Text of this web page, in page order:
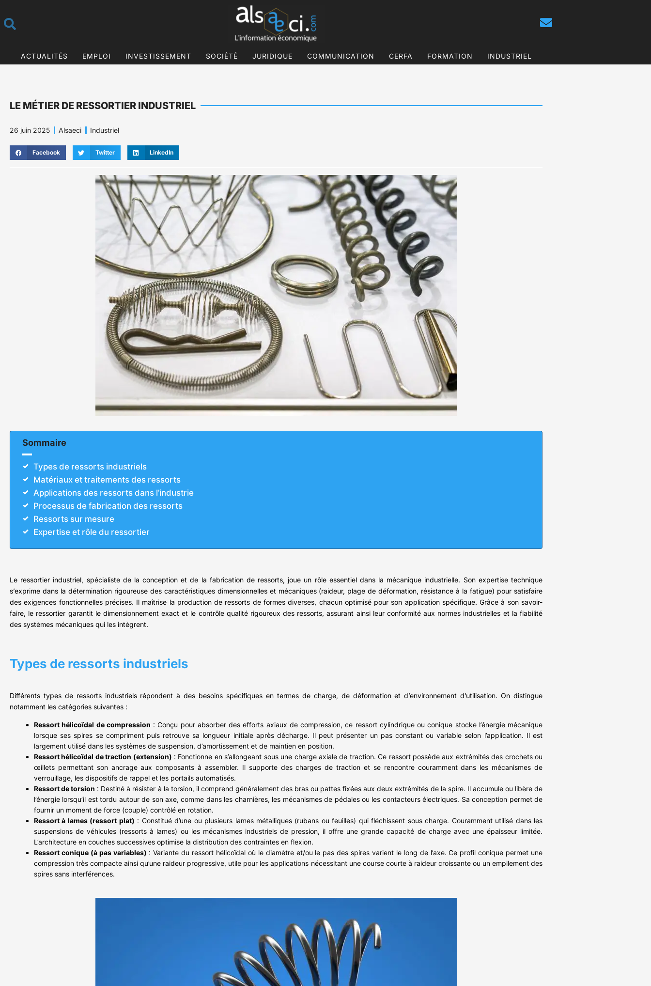
ACTUALITÉS EMPLOI INVESTISSEMENT SOCIÉTÉ JURIDIQUE COMMUNICATION CERFA FORMATION INDUSTRIEL
LE MÉTIER DE RESSORTIER INDUSTRIEL
26 juin 2025 Alsaeci Industriel
Facebook Twitter LinkedIn
Sommaire
Types de ressorts industriels
Matériaux et traitements des ressorts
Applications des ressorts dans l’industrie
Processus de fabrication des ressorts
Ressorts sur mesure
Expertise et rôle du ressortier
Le ressortier industriel, spécialiste de la conception et de la fabrication de ressorts, joue un rôle essentiel dans la mécanique industrielle. Son expertise technique
s’exprime dans la détermination rigoureuse des caractéristiques dimensionnelles et mécaniques (raideur, plage de déformation, résistance à la fatigue) pour satisfaire
des exigences fonctionnelles précises. Il maîtrise la production de ressorts de formes diverses, chacun optimisé pour son application spécifique. Grâce à son savoir-
faire, le ressortier garantit le dimensionnement exact et le contrôle qualité rigoureux des ressorts, assurant ainsi leur conformité aux normes industrielles et la fiabilité
des systèmes mécaniques qui les intègrent.
Types de ressorts industriels
Différents types de ressorts industriels répondent à des besoins spécifiques en termes de charge, de déformation et d’environnement d’utilisation. On distingue
notamment les catégories suivantes :
Ressort hélicoïdal de compression : Conçu pour absorber des efforts axiaux de compression, ce ressort cylindrique ou conique stocke l’énergie mécanique
lorsque ses spires se compriment puis retrouve sa longueur initiale après décharge. Il peut présenter un pas constant ou variable selon l’application. Il est
largement utilisé dans les systèmes de suspension, d’amortissement et de maintien en position.
Ressort hélicoïdal de traction (extension) : Fonctionne en s’allongeant sous une charge axiale de traction. Ce ressort possède aux extrémités des crochets ou
œillets permettant son ancrage aux composants à assembler. Il supporte des charges de traction et se rencontre couramment dans les mécanismes de
verrouillage, les dispositifs de rappel et les portails automatisés.
Ressort de torsion : Destiné à résister à la torsion, il comprend généralement des bras ou pattes fixées aux deux extrémités de la spire. Il accumule ou libère de
l’énergie lorsqu’il est tordu autour de son axe, comme dans les charnières, les mécanismes de pédales ou les contacteurs électriques. Sa conception permet de
fournir un moment de force (couple) contrôlé en rotation.
Ressort à lames (ressort plat) : Constitué d’une ou plusieurs lames métalliques (rubans ou feuilles) qui fléchissent sous charge. Couramment utilisé dans les
suspensions de véhicules (ressorts à lames) ou les mécanismes industriels de pression, il offre une grande capacité de charge avec une épaisseur limitée.
L’architecture en couches successives optimise la distribution des contraintes en flexion.
Ressort conique (à pas variables) : Variante du ressort hélicoïdal où le diamètre et/ou le pas des spires varient le long de l’axe. Ce profil conique permet une
compression très compacte ainsi qu’une raideur progressive, utile pour les applications nécessitant une course courte à raideur croissante ou un empilement des
spires sans interférences.